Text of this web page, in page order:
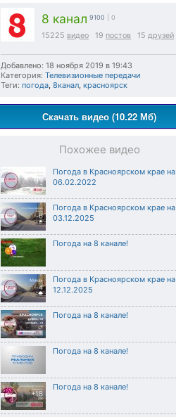
8 канал 9100 | 0
15225 видео 19 постов 15 друзей
Добавлено: 18 ноября 2019 в 19:43
Категория: Телевизионные передачи
Теги: погода, 8канал, красноярск
Скачать видео (10.22 Мб)
Похожее видео
Погода в Красноярском крае на
06.02.2022
Погода в Красноярском крае на
03.12.2025
Погода на 8 канале!
Погода в Красноярском крае на
12.12.2025
Погода на 8 канале!
Погода на 8 канале!
Погода на 8 канале!